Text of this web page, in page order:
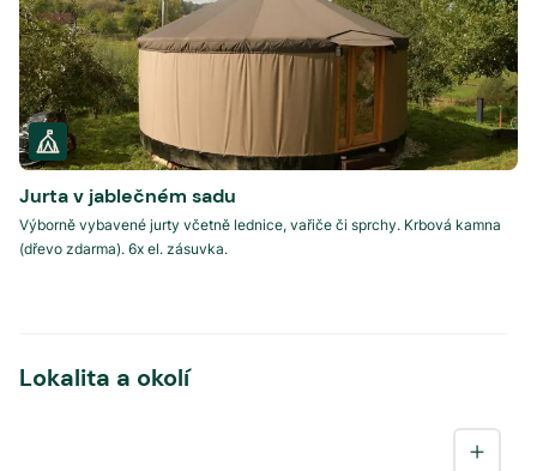
Jurta v jablečném sadu
Výborně vybavené jurty včetně lednice, vařiče či sprchy. Krbová kamna
(dřevo zdarma). 6x el. zásuvka.
Lokalita a okolí